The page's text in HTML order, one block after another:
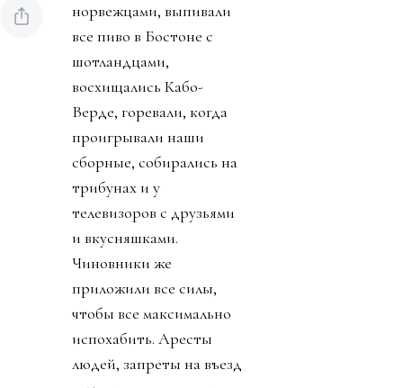
норвежцами, выпивали
все пиво в Бостоне с
шотландцами,
восхищались Кабо-
Верде, горевали, когда
проигрывали наши
сборные, собирались на
трибунах и у
телевизоров с друзьями
и вкусняшками.
Чиновники же
приложили все силы,
чтобы все максимально
испохабить. Аресты
людей, запреты на въезд